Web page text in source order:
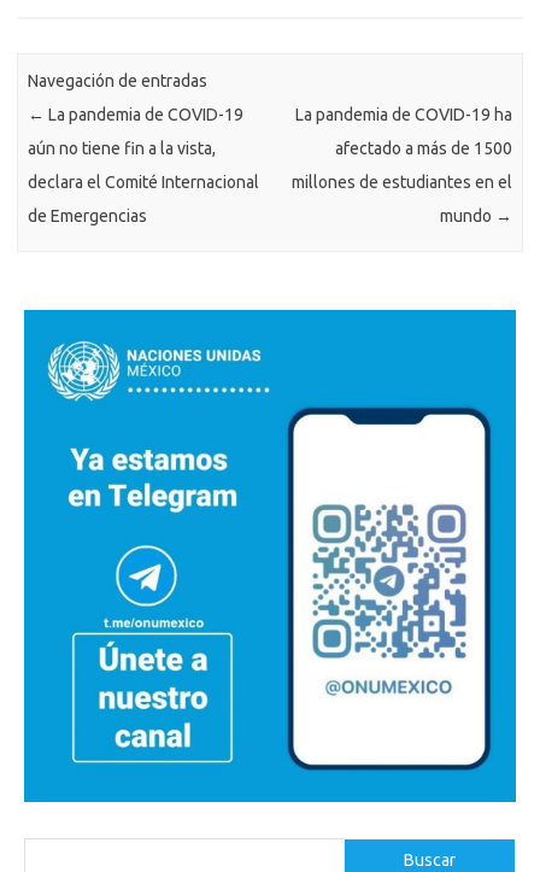
Navegación de entradas
← La pandemia de COVID-19
aún no tiene fin a la vista,
declara el Comité Internacional
de Emergencias
La pandemia de COVID-19 ha
afectado a más de 1500
millones de estudiantes en el
mundo →
Buscar